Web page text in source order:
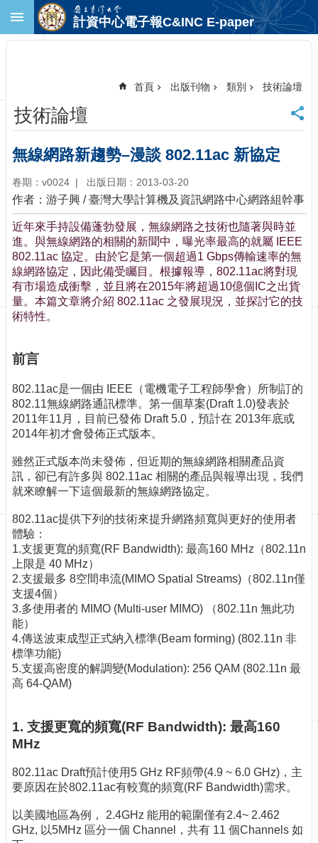
跳到主要內容區塊
首
頁
臺
大
首
頁
計
中
首
頁
聯
絡
資
訊
閱/
消
網
站
導
最
新
息
關
於
我
們
出
版
刊
物
服
務
專
題
報
導
技
計資中心電子報C&INC E-paper
首頁 出版刊物 類別 技術論壇
技術論壇
無線網路新趨勢–漫談 802.11ac 新協定
卷期：v0024 出版日期：2013-03-20
作者：游子興 / 臺灣大學計算機及資訊網路中心網路組幹事
近年來手持設備蓬勃發展，無線網路之技術也隨著與時並
進。與無線網路的相關的新聞中，曝光率最高的就屬 IEEE
802.11ac 協定。由於它是第一個超過1 Gbps傳輸速率的無
線網路協定，因此備受矚目。根據報導，802.11ac將對現
有市場造成衝擊，並且將在2015年將超過10億個IC之出貨
量。本篇文章將介紹 802.11ac 之發展現況，並探討它的技
術特性。
前言
802.11ac是一個由 IEEE（電機電子工程師學會）所制訂的
802.11無線網路通訊標準。第一個草案(Draft 1.0)發表於
2011年11月，目前已發佈 Draft 5.0，預計在 2013年底或
2014年初才會發佈正式版本。
雖然正式版本尚未發佈，但近期的無線網路相關產品資
訊，卻已有許多與 802.11ac 相關的產品與報導出現，我們
就來瞭解一下這個最新的無線網路協定。
802.11ac提供下列的技術來提升網路頻寬與更好的使用者
體驗：
1.支援更寬的頻寬(RF Bandwidth): 最高160 MHz（802.11n
上限是 40 MHz）
2.支援最多 8空間串流(MIMO Spatial Streams)（802.11n僅
支援4個）
3.多使用者的 MIMO (Multi-user MIMO) （802.11n 無此功
能）
4.傳送波束成型正式納入標準(Beam forming) (802.11n 非
標準功能)
5.支援高密度的解調變(Modulation): 256 QAM (802.11n 最
高 64-QAM)
1. 支援更寬的頻寬(RF Bandwidth): 最高160
MHz
802.11ac Draft預計使用5 GHz RF頻帶(4.9 ~ 6.0 GHz)，主
要原因在於802.11ac有較寬的頻寬(RF Bandwidth)需求。
以美國地區為例， 2.4GHz 能用的範圍僅有2.4~ 2.462
GHz, 以5MHz 區分一個 Channel，共有 11 個Channels 如